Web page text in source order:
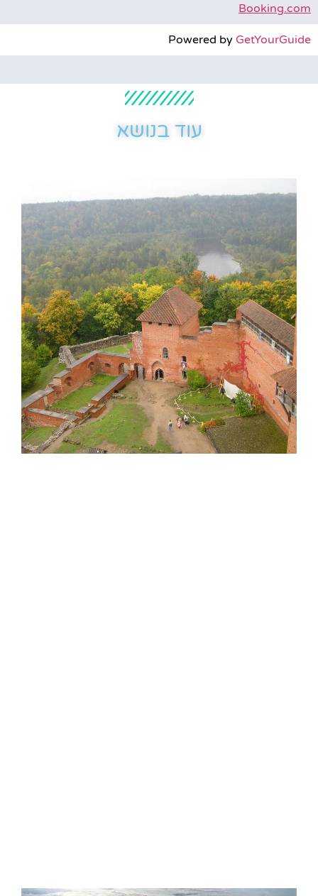
Booking.com
Powered by GetYourGuide
עוד בנושא